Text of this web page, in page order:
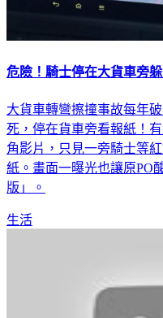
危險！騎士停在大貨車旁
大貨車轉彎擦撞事故每年
死，停在貨車旁看報紙！
角影片，只見一旁騎士等
紙。畫面一曝光也讓原PO
版」。
生活